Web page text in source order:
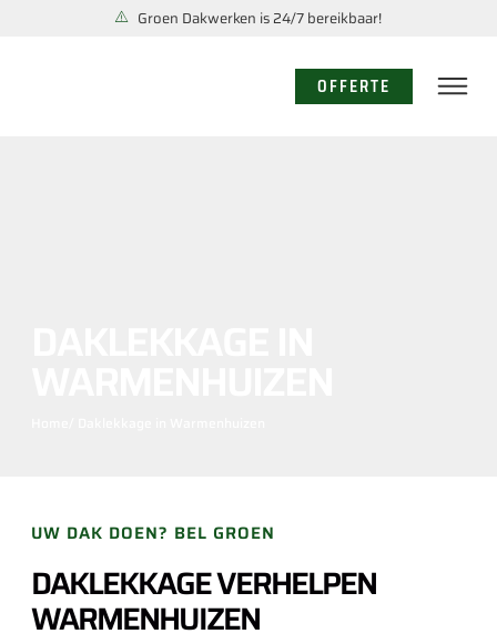
Groen Dakwerken is 24/7 bereikbaar!
OFFERTE
UW DAK DOEN? BEL GROEN
DAKLEKKAGE VERHELPEN
WARMENHUIZEN